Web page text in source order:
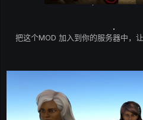
把这个MOD 加入到你的服务器中，